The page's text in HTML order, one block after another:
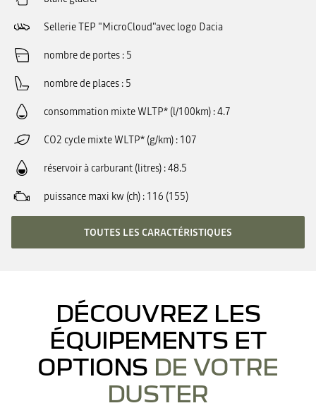
Sellerie TEP "MicroCloud"avec logo Dacia
nombre de portes 5
nombre de places 5
consommation mixte WLTP* (l/100km) 4.7
CO2 cycle mixte WLTP* (g/km) 107
réservoir à carburant (litres) 48.5
puissance maxi kw (ch) 116 (155)
TOUTES LES CARACTÉRISTIQUES
DÉCOUVREZ LES
ÉQUIPEMENTS ET
OPTIONS DE VOTRE
DUSTER